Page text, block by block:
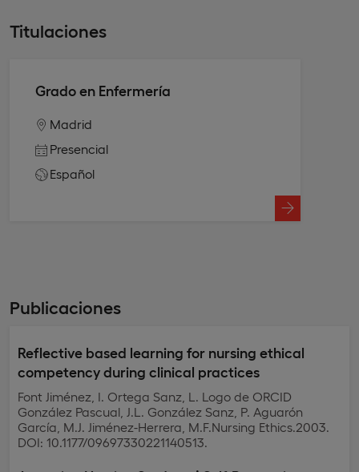
Titulaciones
Grado en Enfermería
Madrid
Presencial
Español
Publicaciones
Reflective based learning for nursing ethical
competency during clinical practices
Font Jiménez, I. Ortega Sanz, L. Logo de ORCID
González Pascual, J.L. González Sanz, P. Aguarón
García, M.J. Jiménez-Herrera, M.F.Nursing Ethics.2003.
DOI: 10.1177/09697330221140513.